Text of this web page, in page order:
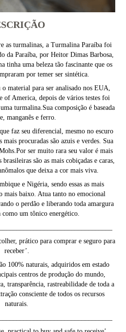
as turmalinas, a Turmalina Paraíba foi
da Paraíba, por Heitor Dimas Barbosa,
tinha uma beleza tão fascinante que os
por temer ser sintética.
material para ser analisado nos EUA,
of America, depois de vários testes foi
turmalina.Sua composição é baseada
manganês e ferro.
faz seu diferencial, mesmo no escuro
mais procuradas são azuis e verdes. Sua
ser muito rara seu valor é mais
são as mais cobiçadas e caras,
que deixa a cor mais viva.
e Nigéria, sendo essas as mais
mais baixo. Atua tanto no emocional
o perdão e liberando toda amargura
como um tônico energético.
prático para comprar e seguro para
receber’.
100% naturais, adquiridos em estado
centros de produção do mundo,
transparência, rastreabilidade de toda a
consciente de todos os recursos
naturais.